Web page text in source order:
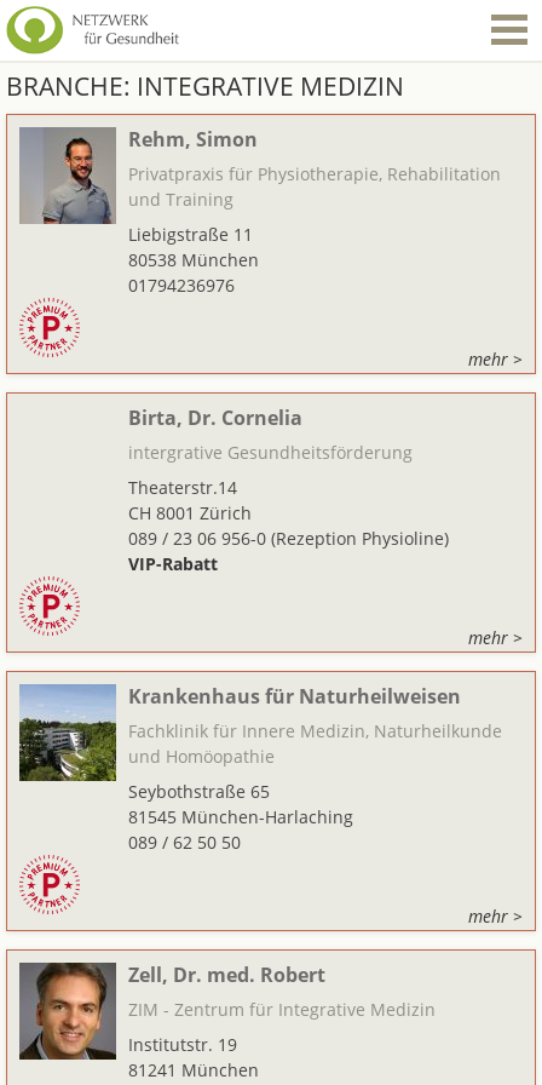
BRANCHE: INTEGRATIVE MEDIZIN
Rehm, Simon
Privatpraxis für Physiotherapie, Rehabilitation
und Training
Liebigstraße 11
80538 München
01794236976
mehr >
Birta, Dr. Cornelia
intergrative Gesundheitsförderung
Theaterstr.14
CH 8001 Zürich
089 / 23 06 956-0 (Rezeption Physioline)
VIP-Rabatt
mehr >
Krankenhaus für Naturheilweisen
Fachklinik für Innere Medizin, Naturheilkunde
und Homöopathie
Seybothstraße 65
81545 München-Harlaching
089 / 62 50 50
mehr >
Zell, Dr. med. Robert
ZIM - Zentrum für Integrative Medizin
Institutstr. 19
81241 München